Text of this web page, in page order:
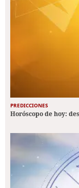
PREDICCIONES
Horóscopo de hoy: